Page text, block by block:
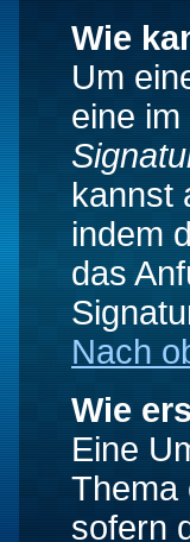
Wie
Um
eine
kannst
indem
das
Nach
Wie
Eine
Thema
sofern